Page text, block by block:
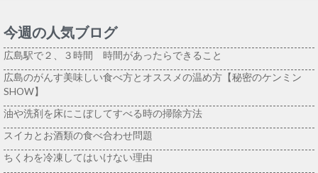
今週の人気ブログ
広島駅で２、３時間 時間があったらできること
広島のがんす美味しい食べ方とオススメの温め方【秘密のケンミン
SHOW】
油や洗剤を床にこぼしてすべる時の掃除方法
スイカとお酒類の食べ合わせ問題
ちくわを冷凍してはいけない理由